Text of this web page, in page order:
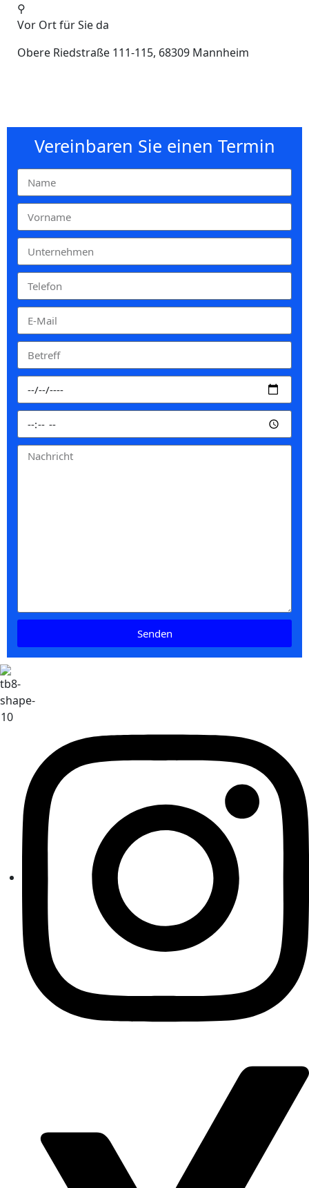
⚲
Vor Ort für Sie da
Obere Riedstraße 111-115, 68309 Mannheim
Vereinbaren Sie einen Termin
Senden